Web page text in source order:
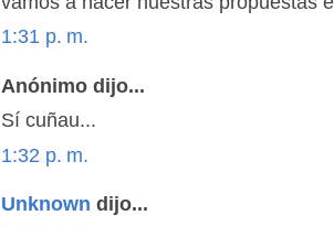
1:31 p. m.
Anónimo dijo...
Sí cuñau...
1:32 p. m.
Unknown dijo...